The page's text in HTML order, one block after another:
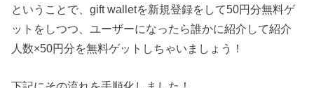
ということで、gift walletを新規登録をして50円分無料ゲ
ットをしつつ、ユーザーになったら誰かに紹介して紹介
人数×50円分を無料ゲットしちゃいましょう！